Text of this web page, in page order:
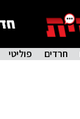
חרדים פוליטי